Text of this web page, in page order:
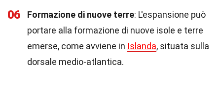
06 Formazione di nuove terre: L'espansione può
portare alla formazione di nuove isole e terre
emerse, come avviene in Islanda, situata sulla
dorsale medio-atlantica.